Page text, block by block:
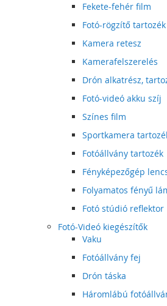
Fekete-fehér film
Fotó-rögzítő tartozék
Kamera retesz
Kamerafelszerelés
Drón alkatrész,
Fotó-videó akku szíj
Színes film
Sportkamera
Fotóállvány tartozék
Fényképezőgép
Folyamatos fényű
Fotó stúdió reflektor
Fotó-Videó kiegészítők
Vaku
Fotóállvány fej
Drón táska
Háromlábú